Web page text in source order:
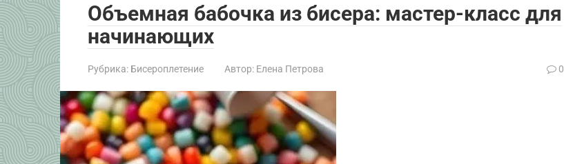
Объемная бабочка из бисера: мастер-класс для
начинающих
Рубрика: Бисероплетение Автор: Елена Петрова 0